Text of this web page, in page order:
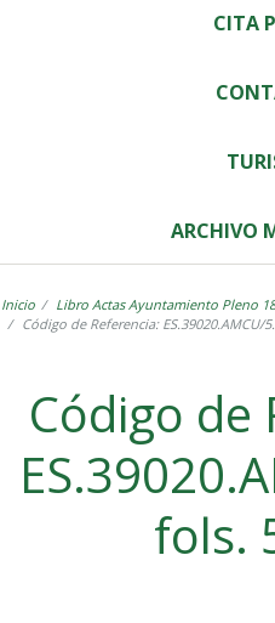
CITA
ARCHIVO
Inicio
Libro Actas Ayuntamiento Pleno
Código de Referencia: ES.39020.AMCU/
Código de
fols.